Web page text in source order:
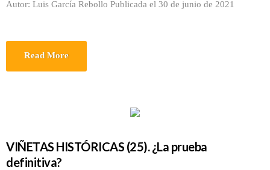
Autor: Luis García Rebollo Publicada el 30 de junio de 2021
Read More
VIÑETAS HISTÓRICAS (25). ¿La prueba
definitiva?